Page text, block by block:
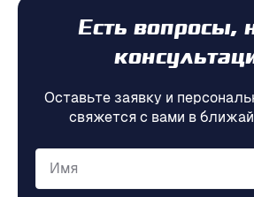
Есть вопросы,
Оставьте заявку и
свяжется с вами в
Имя